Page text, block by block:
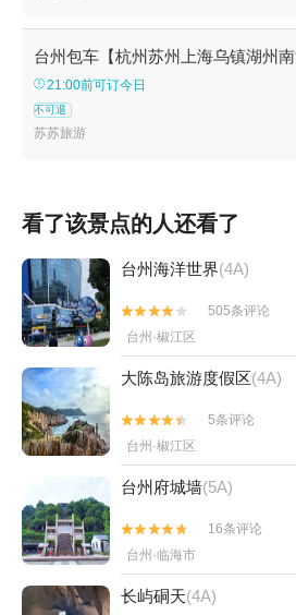
台州包车【杭州苏州上海乌镇湖州南
21:00前可订今日
不可退
苏苏旅游
看了该景点的人还看了
台州海洋世界(4A)


505条评论
台州·椒江区
大陈岛旅游度假区(4A)


5条评论
台州·椒江区
台州府城墙(5A)


16条评论
台州·临海市
长屿硐天(4A)